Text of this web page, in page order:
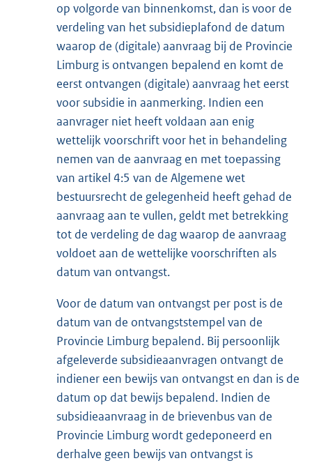
op volgorde van binnenkomst, dan is voor de
verdeling van het subsidieplafond de datum
waarop de (digitale) aanvraag bij de Provincie
Limburg is ontvangen bepalend en komt de
eerst ontvangen (digitale) aanvraag het eerst
voor subsidie in aanmerking. Indien een
aanvrager niet heeft voldaan aan enig
wettelijk voorschrift voor het in behandeling
nemen van de aanvraag en met toepassing
van artikel 4:5 van de Algemene wet
bestuursrecht de gelegenheid heeft gehad de
aanvraag aan te vullen, geldt met betrekking
tot de verdeling de dag waarop de aanvraag
voldoet aan de wettelijke voorschriften als
datum van ontvangst.
Voor de datum van ontvangst per post is de
datum van de ontvangststempel van de
Provincie Limburg bepalend. Bij persoonlijk
afgeleverde subsidieaanvragen ontvangt de
indiener een bewijs van ontvangst en dan is de
datum op dat bewijs bepalend. Indien de
subsidieaanvraag in de brievenbus van de
Provincie Limburg wordt gedeponeerd en
derhalve geen bewijs van ontvangst is